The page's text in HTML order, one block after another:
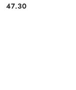
Cena:
47.30